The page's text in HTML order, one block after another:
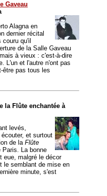
Gaveau
Alagna en
dernier récital
qu'il
de la Salle Gaveau
à vieux : c'est-à-dire
L'un et l'autre n'ont pas
être pas tous les
la Flûte enchantée à
levés,
et surtout
de la Flûte
Paris. La bonne
eue, malgré le décor
le semblant de mise en
minute, s'est